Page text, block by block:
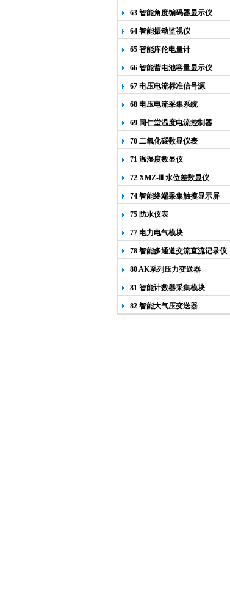
63 智能角度编码器显示仪
64 智能振动监视仪
65 智能库伦电量计
66 智能蓄电池容量显示仪
67 电压电流标准信号源
68 电压电流采集系统
69 同仁堂温度电流控制器
70 二氧化碳数显仪表
71 温湿度数显仪
72 XMZ-Ⅲ 水位差数显仪
74 智能终端采集触摸显示屏
75 防水仪表
77 电力电气模块
78 智能多通道交流直流记录仪
80 AK系列压力变送器
81 智能计数器采集模块
82 智能大气压变送器